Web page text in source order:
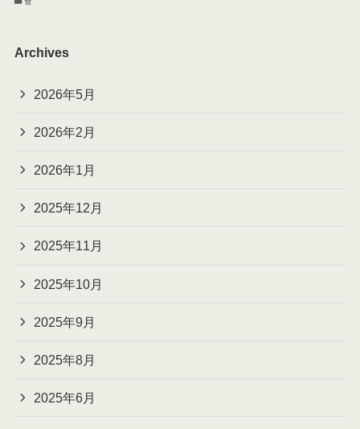
Archives
2026年5月
2026年2月
2026年1月
2025年12月
2025年11月
2025年10月
2025年9月
2025年8月
2025年6月